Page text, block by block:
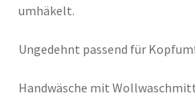
umhäkelt.
Ungedehnt passend für
Handwäsche mit